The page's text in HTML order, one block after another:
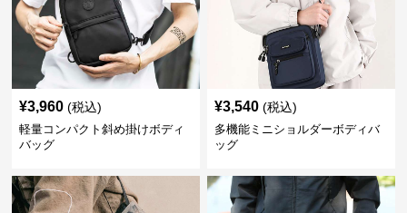
¥3,960 (税込)
軽量コンパクト斜め掛けボディ
バッグ
¥3,540 (税込)
多機能ミニショルダーボディバ
ッグ